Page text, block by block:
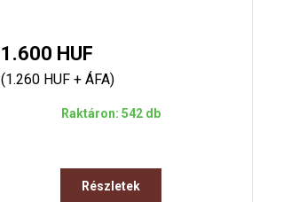
1.600 HUF
(1.260 HUF + ÁFA)
Raktáron: 542 db
Részletek